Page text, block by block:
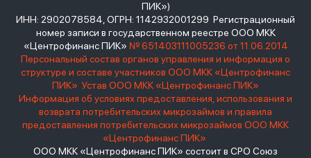
ПИК»)
ИНН: 2902078584, ОГРН: 1142932001299 Регистрационный
номер записи в государственном реестре ООО МКК
«Центрофинанс ПИК» № 651403111005236 от 11.06.2014
Персональный состав органов управления и информация о
структуре и составе участников ООО МКК «Центрофинанс
ПИК» Устав ООО МКК «Центрофинанс ПИК»
Информация об условиях предоставления, использования и
возврата потребительских микрозаймов и правила
предоставления потребительских микрозаймов ООО МКК
«Центрофинанс ПИК»
ООО МКК «Центрофинанс ПИК» состоит в СРО Союз